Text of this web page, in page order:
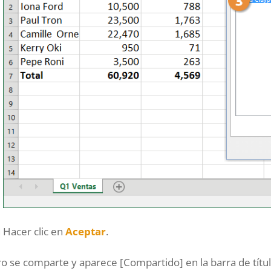
Hacer clic en Aceptar.
se comparte y aparece [Compartido] en la barra de